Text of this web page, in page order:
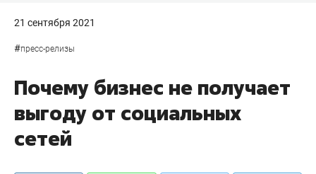
21 сентября 2021
#пресс-релизы
Почему бизнес не получает
выгоду от социальных
сетей